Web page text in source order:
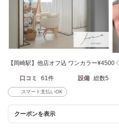
【岡崎駅】他店オフ込 ワンカラー
口コミ 61件 設備 総数5
スマート支払いOK
クーポンを表示